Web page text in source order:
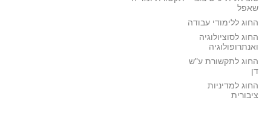
שאפל
החוג ללימודי עבודה
החוג לסוציולוגיה
ואנתרופולוגיה
החוג לתקשורת ע"ש
דן
החוג למדיניות
ציבורית